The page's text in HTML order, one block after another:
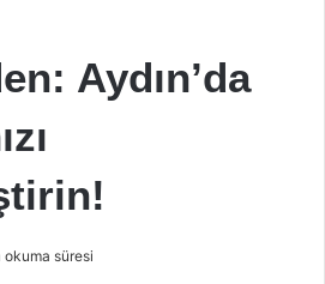
Aydın’da
süresi